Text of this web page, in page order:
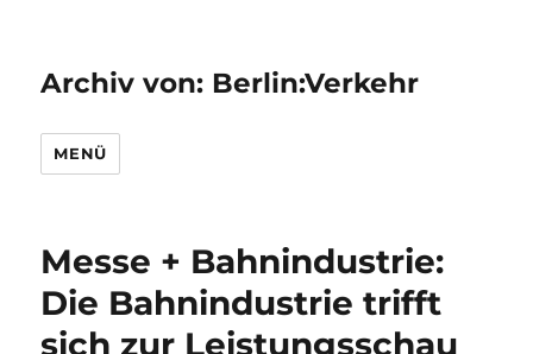
Archiv von: Berlin:Verkehr
MENÜ
Messe + Bahnindustrie:
Die Bahnindustrie trifft
sich zur Leistungsschau